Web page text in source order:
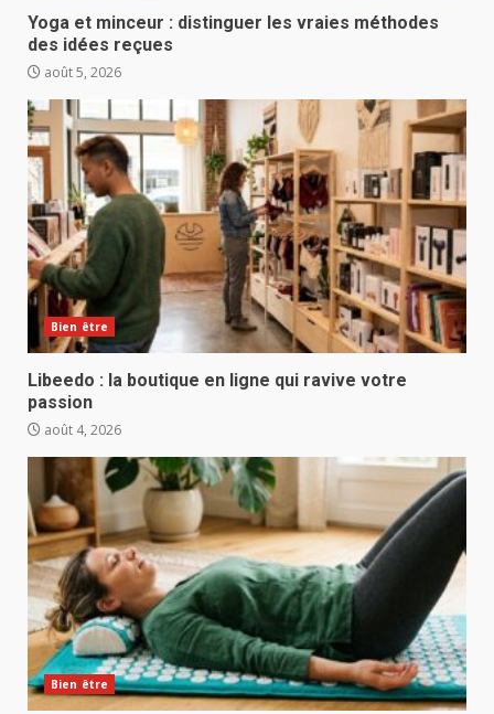
Yoga et minceur : distinguer les vraies méthodes
des idées reçues
août 5, 2026
Bien être
Libeedo : la boutique en ligne qui ravive votre
passion
août 4, 2026
Bien être